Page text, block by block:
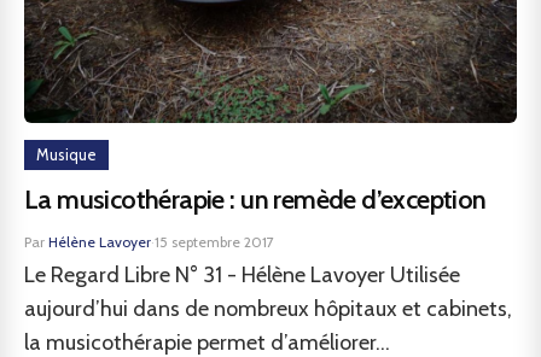
Musique
La musicothérapie : un remède d’exception
Par Hélène Lavoyer·15 septembre 2017
Le Regard Libre N° 31 - Hélène Lavoyer Utilisée
aujourd’hui dans de nombreux hôpitaux et cabinets,
la musicothérapie permet d’améliorer...